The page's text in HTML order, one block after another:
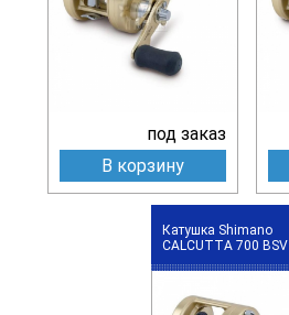
под заказ
В корзину
Катушка Shimano
CALCUTTA 700 BSV